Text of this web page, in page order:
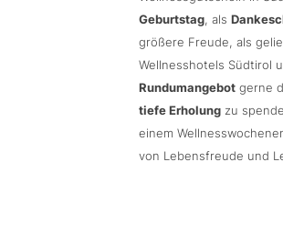
Geburtstag, als
größere Freude, als
Wellnesshotels Südtirol
Rundumangebot gerne
tiefe Erholung zu
einem
von Lebensfreude und